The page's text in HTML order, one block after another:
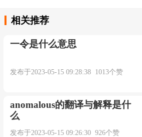
相关推荐
一令是什么意思
发布于2023-05-15 09:28:38 1013个赞
anomalous的翻译与解释是什
么
发布于2023-05-15 09:26:30 926个赞